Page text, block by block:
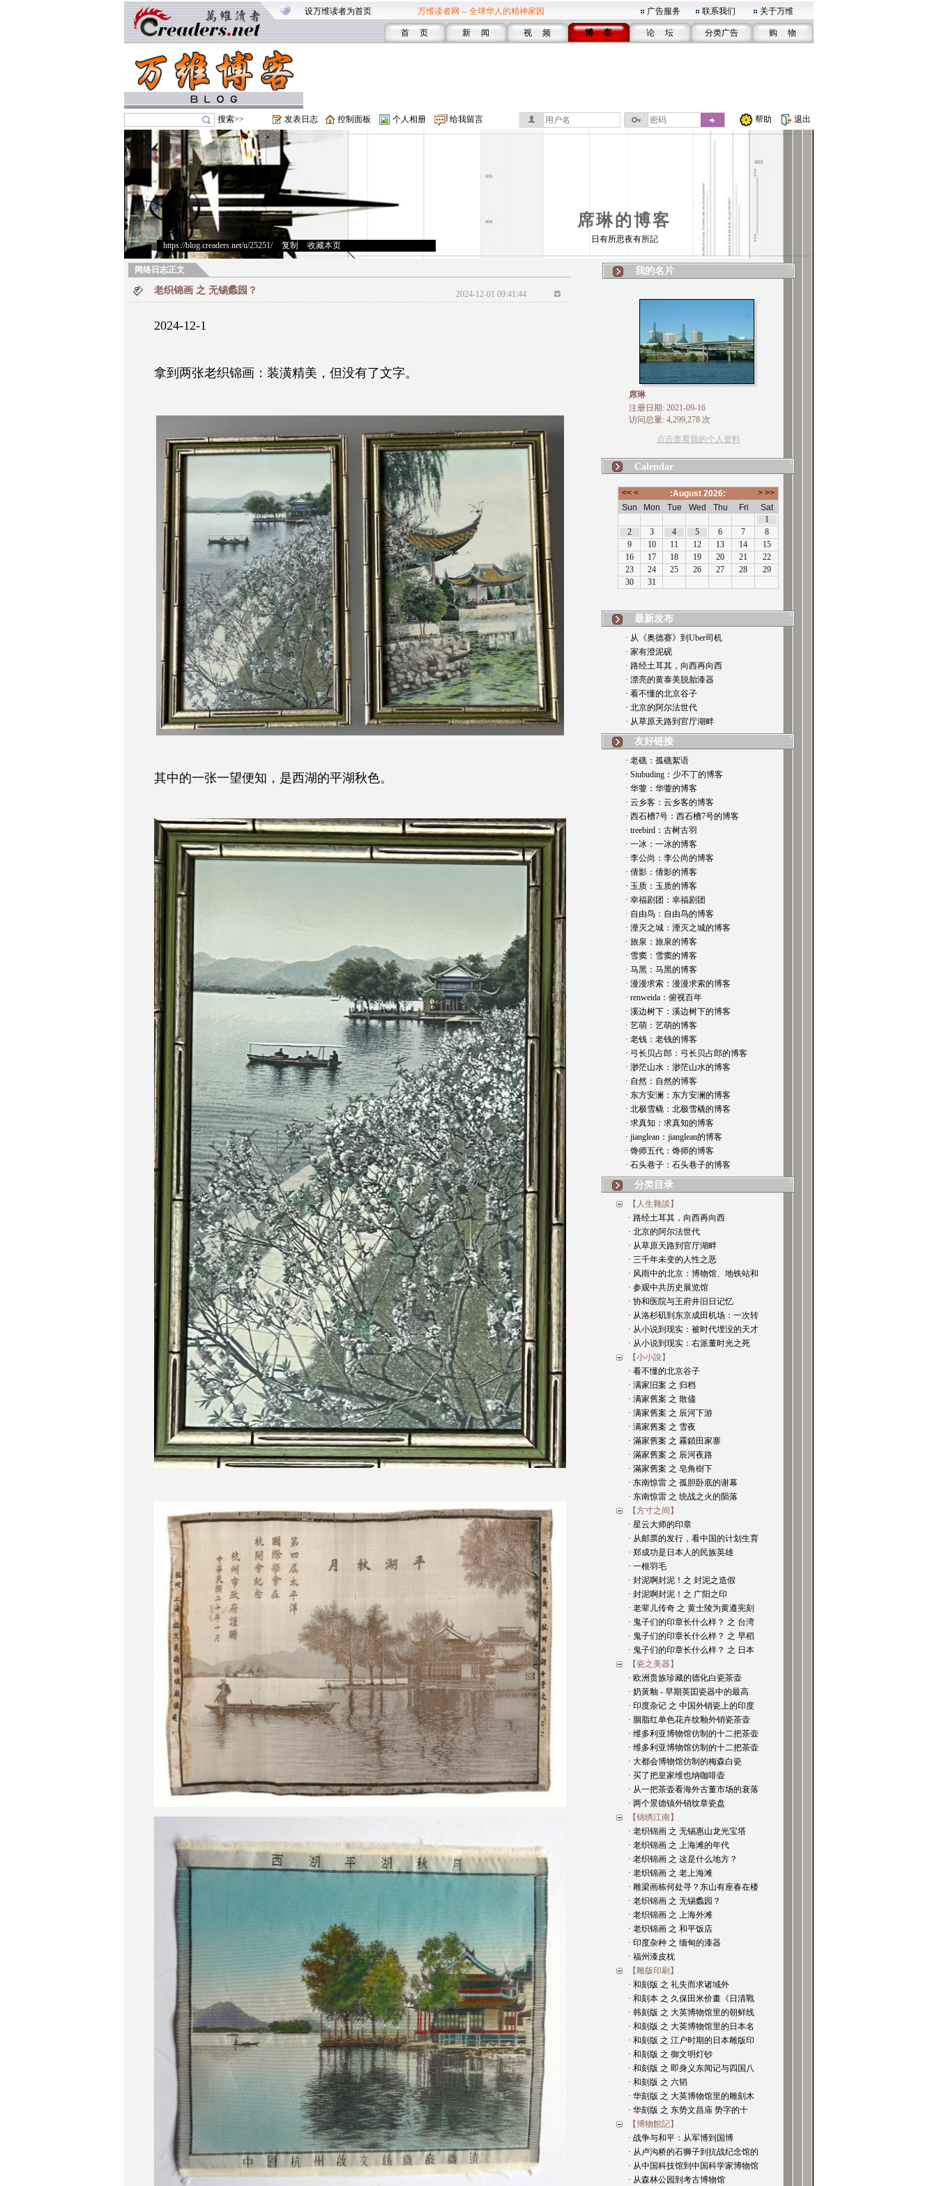
设万维读者为首页 万维读者网 -- 全球华人的精神家园 广告服务 联系我们 关于万维
首 页 新 闻 视 频 博 客 论 坛 分类广告 购 物
搜索>> 发表日志 控制面板 个人相册 给我留言 帮助 退出
席琳的博客
https://blog.creaders.net/u/25251/> 复制 收藏本页
日有所思夜有所記
网络日志正文
老织锦画 之 无锡蠡园？ 2024-12-01 09:41:44
2024-12-1
拿到两张老织锦画：装潢精美，但没有了文字。
其中的一张一望便知，是西湖的平湖秋色。
我的名片
席琳
注册日期: 2021-09-16
访问总量: 4,299,278 次
点击查看我的个人资料
Calendar
最新发布
· 从《奥德赛》到Uber司机
· 家有澄泥砚
· 路经土耳其，向西再向西
· 漂亮的黄泰美脱胎漆器
· 看不懂的北京谷子
· 北京的阿尔法世代
· 从草原天路到官厅湖畔
友好链接
· 老礁：孤礁絮语
· Siubuding：少不丁的博客
· 华蓥：华蓥的博客
· 云乡客：云乡客的博客
· 西石槽7号：西石槽7号的博客
· treebird：古树古羽
· 一冰：一冰的博客
· 李公尚：李公尚的博客
· 倩影：倩影的博客
· 玉质：玉质的博客
· 幸福剧团：幸福剧团
· 自由鸟：自由鸟的博客
· 湮灭之城：湮灭之城的博客
· 旅泉：旅泉的博客
· 雪窦：雪窦的博客
· 马黑：马黑的博客
· 漫漫求索：漫漫求索的博客
· renweida：俯视百年
· 溪边树下：溪边树下的博客
· 艺萌：艺萌的博客
· 老钱：老钱的博客
· 弓长贝占郎：弓长贝占郎的博客
· 渺茫山水：渺茫山水的博客
· 自然：自然的博客
· 东方安澜：东方安澜的博客
· 北极雪橇：北极雪橇的博客
· 求真知：求真知的博客
· jianglean：jianglean的博客
· 馋师五代：馋师的博客
· 石头巷子：石头巷子的博客
分类目录
【人生雜談】
· 路经土耳其，向西再向西
· 北京的阿尔法世代
· 从草原天路到官厅湖畔
· 三千年未变的人性之恶
· 风雨中的北京：博物馆、地铁站和
· 参观中共历史展览馆
· 协和医院与王府井旧日记忆
· 从洛杉矶到东京成田机场：一次转
· 从小说到现实：被时代埋没的天才
· 从小说到现实：右派董时光之死
【小小說】
· 看不懂的北京谷子
· 满家旧案 之 归档
· 满家舊案 之 散儘
· 满家舊案 之 辰河下游
· 满家舊案 之 雪夜
· 滿家舊案 之 霧鎖田家寨
· 滿家舊案 之 辰河夜路
· 滿家舊案 之 皂角樹下
· 东南惊雷 之 孤胆卧底的谢幕
· 东南惊雷 之 统战之火的陨落
【方寸之间】
· 星云大师的印章
· 从邮票的发行，看中国的计划生育
· 郑成功是日本人的民族英雄
· 一根羽毛
· 封泥啊封泥！之 封泥之造假
· 封泥啊封泥！之 广阳之印
· 老辈儿传奇 之 黄士陵为黄遵宪刻
· 鬼子们的印章长什么样？ 之 台湾
· 鬼子们的印章长什么样？ 之 早稻
· 鬼子们的印章长什么样？ 之 日本
【瓷之美器】
· 欧洲贵族珍藏的德化白瓷茶壶
· 奶黃釉 - 早期英囯瓷器中的最高
· 印度杂记 之 中国外销瓷上的印度
· 胭脂红单色花卉纹釉外销瓷茶壶
· 维多利亚博物馆仿制的十二把茶壶
· 维多利亚博物馆仿制的十二把茶壶
· 大都会博物馆仿制的梅森白瓷
· 买了把皇家维也纳咖啡壶
· 从一把茶壶看海外古董市场的衰落
· 两个景德镇外销纹章瓷盘
【锦绣江南】
· 老织锦画 之 无锡惠山龙光宝塔
· 老织锦画 之 上海滩的年代
· 老织锦画 之 这是什么地方？
· 老织锦画 之 老上海滩
· 雕梁画栋何处寻？东山有座春在楼
· 老织锦画 之 无锡蠡园？
· 老织锦画 之 上海外滩
· 老织锦画 之 和平饭店
· 印度杂种 之 缅甸的漆器
· 福州漆皮枕
【雕版印刷】
· 和刻版 之 礼失而求诸域外
· 和刻本 之 久保田米价畫《日清戰
· 韩刻版 之 大英博物馆里的朝鲜线
· 和刻版 之 大英博物馆里的日本名
· 和刻版 之 江户时期的日本雕版印
· 和刻版 之 御文明灯钞
· 和刻版 之 即身义东闻记与四国八
· 和刻版 之 六韬
· 华刻版 之 大英博物馆里的雕刻木
· 华刻版 之 东势文昌庙 势字的十
【博物館記】
· 战争与和平：从军博到国博
· 从卢沟桥的石狮子到抗战纪念馆的
· 从中国科技馆到中国科学家博物馆
· 从森林公园到考古博物馆